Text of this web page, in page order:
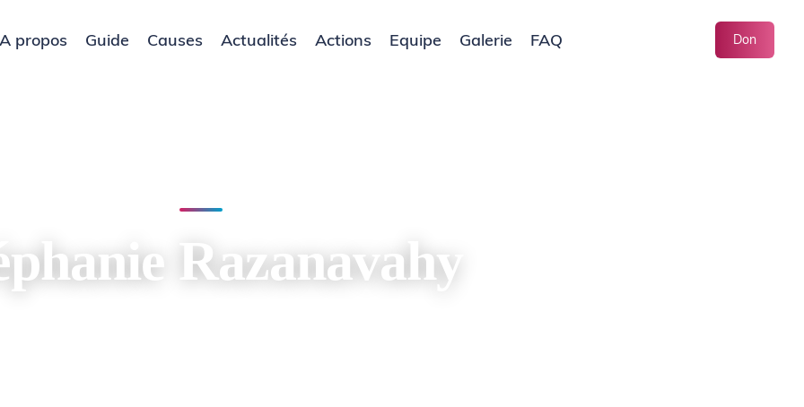
A propos Guide Causes Actualités Actions Equipe Galerie FAQ Don
Razanavahy